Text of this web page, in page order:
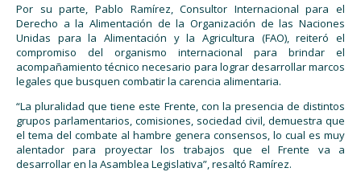
Por su parte, Pablo Ramírez, Consultor Internacional para el
Derecho a la Alimentación de la Organización de las Naciones
Unidas para la Alimentación y la Agricultura (FAO), reiteró el
compromiso del organismo internacional para brindar el
acompañamiento técnico necesario para lograr desarrollar marcos
legales que busquen combatir la carencia alimentaria.
“La pluralidad que tiene este Frente, con la presencia de distintos
grupos parlamentarios, comisiones, sociedad civil, demuestra que
el tema del combate al hambre genera consensos, lo cual es muy
alentador para proyectar los trabajos que el Frente va a
desarrollar en la Asamblea Legislativa”, resaltó Ramírez.